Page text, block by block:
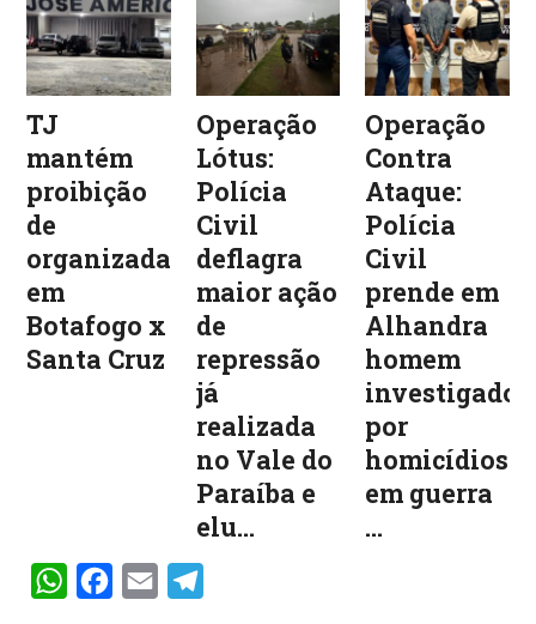
TJ
mantém
proibição
de
organizadas
em
Botafogo x
Santa Cruz
Operação
Lótus:
Polícia
Civil
deflagra
maior ação
de
repressão
já
realizada
no Vale do
Paraíba e
elu...
Operação
Contra
Ataque:
Polícia
Civil
prende em
Alhandra
homem
investigado
por
homicídios
em guerra
...
WhatsAppFacebook
Email